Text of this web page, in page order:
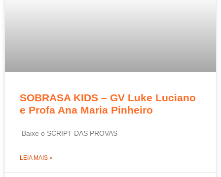
SOBRASA KIDS – GV Luke Luciano
e Profa Ana Maria Pinheiro
Baixe o SCRIPT DAS PROVAS
LEIA MAIS »